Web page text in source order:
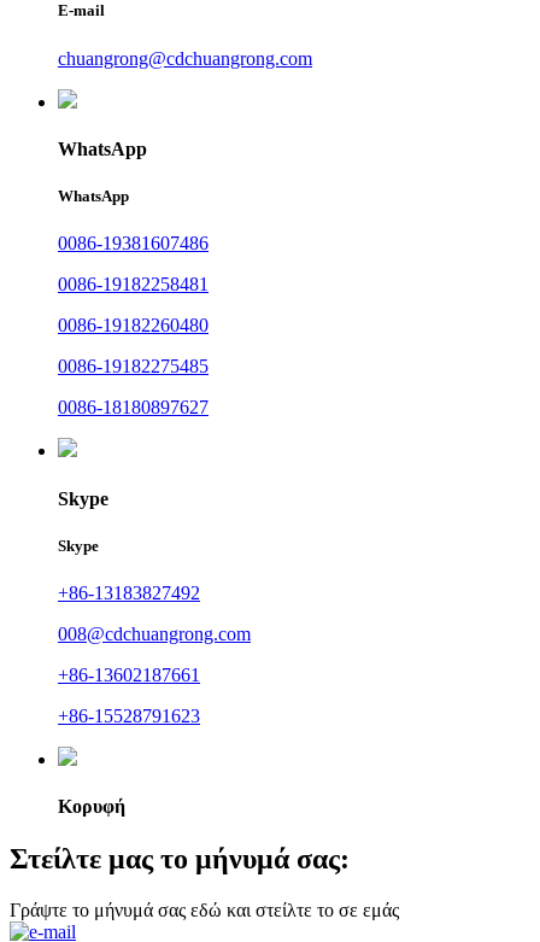
E-mail
chuangrong@cdchuangrong.com
WhatsApp
WhatsApp
0086-19381607486
0086-19182258481
0086-19182260480
0086-19182275485
0086-18180897627
Skype
Skype
+86-13183827492
008@cdchuangrong.com
+86-13602187661
+86-15528791623
Κορυφή
Στείλτε μας το μήνυμά σας:
Γράψτε το μήνυμά σας εδώ και στείλτε το σε εμάς